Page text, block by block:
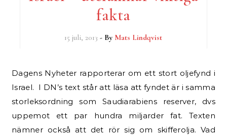
fakta
15 juli, 2013 - By Mats Lindqvist
Dagens Nyheter rapporterar om ett stort oljefynd i
Israel. I DN’s text står att läsa att fyndet är i samma
storleksordning som Saudiarabiens reserver, dvs
uppemot ett par hundra miljarder fat. Texten
nämner också att det rör sig om skifferolja. Vad